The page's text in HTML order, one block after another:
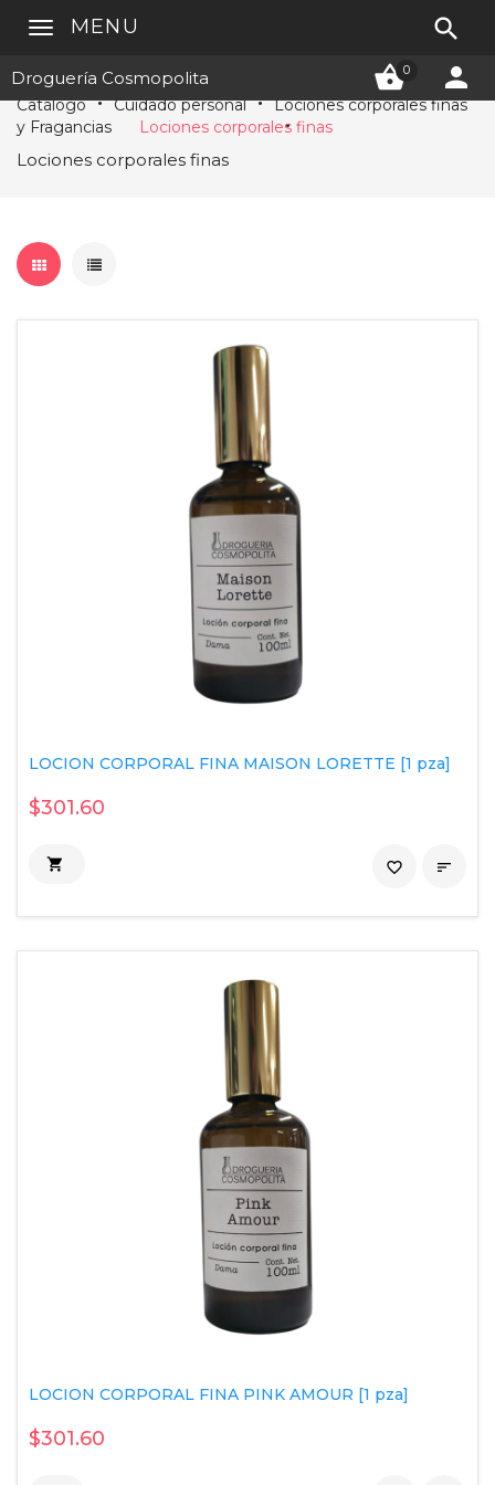
Droguería Cosmopolita 0 
MENU 
Catálogo Cuidado personal
Lociones corporales finas
y Fragancias
Lociones corporales finas
Lociones corporales finas
LOCION CORPORAL FINA MAISON LORETTE [1 pza]
$301.60
 
favorite_border
LOCION CORPORAL FINA PINK AMOUR [1 pza]
$301.60